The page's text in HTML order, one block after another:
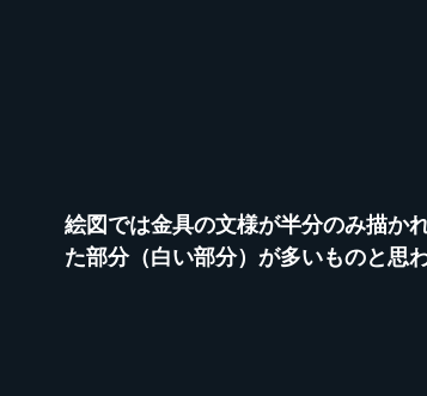
絵図では金具の文様が半分のみ描か
た部分（白い部分）が多いものと思わ